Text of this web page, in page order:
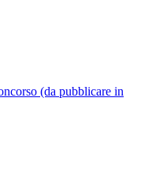
(da pubblicare in